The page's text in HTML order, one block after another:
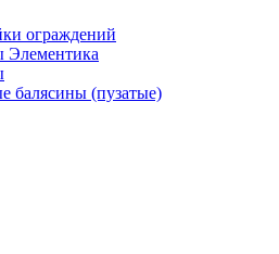
ограждений
Элементика
балясины (пузатые)